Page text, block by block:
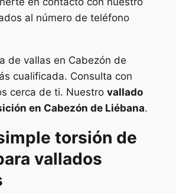
al número de teléfono
de vallas en Cabezón de
cualificada. Consulta con
cerca de ti. Nuestro vallado
en Cabezón de Liébana.
torsión de
vallados